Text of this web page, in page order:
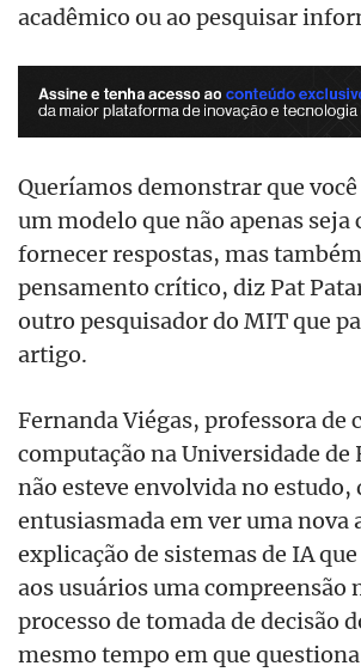
acadêmico ou ao pesquisar
Queríamos demonstrar que
um modelo que não apenas seja
fornecer respostas, mas
pensamento crítico, diz Pat
outro pesquisador do MIT que
artigo.
Fernanda Viégas, professora de
computação na Universidade de
não esteve envolvida no estudo,
entusiasmada em ver uma nova
explicação de sistemas de IA
aos usuários uma compreensão
processo de tomada de decisão
mesmo tempo em que